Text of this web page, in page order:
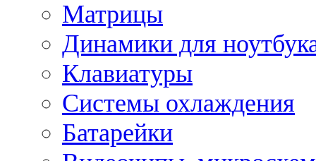
Матрицы
Динамики для
Клавиатуры
Системы охлаждения
Батарейки